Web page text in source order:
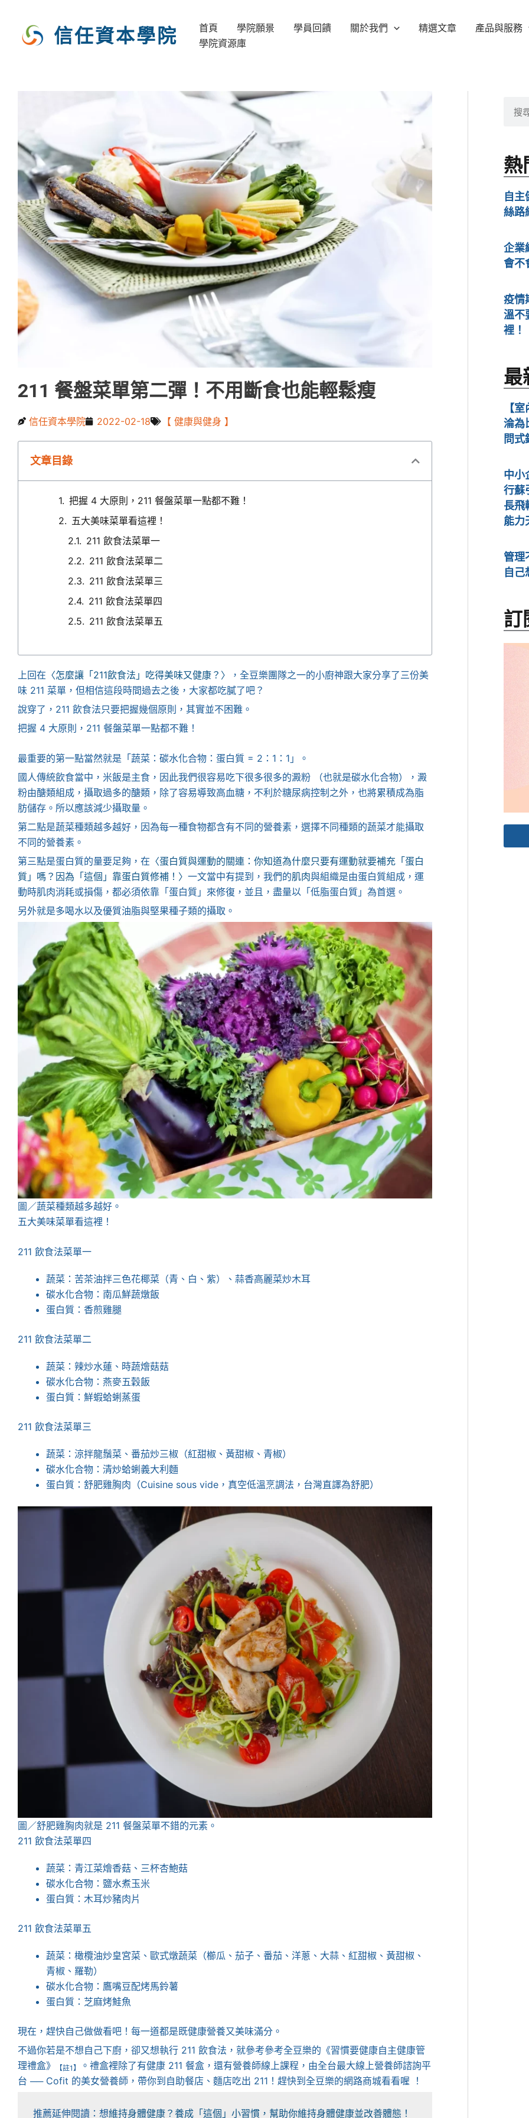
信任資本學院 首頁 學院願景 學員回饋 關於我們 精選文章
產品與服務
學院資源庫
211 餐盤菜單第二彈！不用斷食也能輕鬆瘦
信任資本學院 2022-02-18 【 健康與健身 】
文章目錄
把握 4 大原則，211 餐盤菜單一點都不難！
五大美味菜單看這裡！
211 飲食法菜單一
211 飲食法菜單二
211 飲食法菜單三
211 飲食法菜單四
211 飲食法菜單五
上回在 〈怎麼讓「211飲食法」吃得美味又健康？〉
，全豆樂團隊之一的小廚神跟大家分享了三份美
味 211 菜單，但相信這段時間過去之後，大家都吃膩了吧？
說穿了，211 飲食法只要把握幾個原則，其實並不困難。
把握 4 大原則，211 餐盤菜單一點都不難！
最重要的第一點當然就是「蔬菜：碳水化合物：蛋白質 = 2：1：1」。
國人傳統飲食當中，米飯是主食，因此我們很容易吃下很多很多的澱粉 （也就是碳水化合物），澱
粉由醣類組成，攝取過多的醣類，除了容易導致高血糖，不利於糖尿病控制之外，也將累積成為脂
肪儲存。所以應該減少攝取量。
第二點是蔬菜種類越多越好，因為每一種食物都含有不同的營養素，選擇不同種類的蔬菜才能攝取
不同的營養素。
第三點是蛋白質的量要足夠，在 〈蛋白質與運動的關連：你知道為什麼只要有運動就要補充「蛋白
質」嗎？因為「這個」靠蛋白質修補！〉 一文當中有提到，我們的肌肉與組織是由蛋白質組成，運
動時肌肉消耗或損傷，都必須依靠「蛋白質」來修復，並且，盡量以「低脂蛋白質」為首選。
另外就是多喝水以及優質油脂與堅果種子類的攝取。
圖／蔬菜種類越多越好。
五大美味菜單看這裡！
211 飲食法菜單一
蔬菜：苦茶油拌三色花椰菜（青、白、紫）、蒜香高麗菜炒木耳
碳水化合物：南瓜鮮蔬燉飯
蛋白質：香煎雞腿
211 飲食法菜單二
蔬菜：辣炒水蓮、時蔬燴菇菇
碳水化合物：燕麥五穀飯
蛋白質：鮮蝦蛤蜊蒸蛋
211 飲食法菜單三
蔬菜：涼拌龍鬚菜、番茄炒三椒（紅甜椒、黃甜椒、青椒）
碳水化合物：清炒蛤蜊義大利麵
蛋白質：舒肥雞胸肉（Cuisine sous vide，真空低溫烹調法，台灣直譯為舒肥）
圖／舒肥雞胸肉就是 211 餐盤菜單不錯的元素。
211 飲食法菜單四
蔬菜：青江菜燴香菇、三杯杏鮑菇
碳水化合物：鹽水煮玉米
蛋白質：木耳炒豬肉片
211 飲食法菜單五
蔬菜：橄欖油炒皇宮菜、歐式燉蔬菜（櫛瓜、茄子、番茄、洋蔥、大蒜、紅甜椒、黃甜椒、
青椒、羅勒）
碳水化合物：鷹嘴豆配烤馬鈴薯
蛋白質：芝麻烤鮭魚
現在，趕快自己做做看吧！每一道都是既健康營養又美味滿分。
不過你若是不想自己下廚，卻又想執行 211 飲食法，就參考參考全豆樂的《習慣要健康自主健康管
理禮盒》
【註1】
。禮盒裡除了有健康 211 餐盒，還有營養師線上課程，由全台最大線上營養師諮詢平
台 ── Cofit 的美女營養師，帶你到自助餐店、麵店吃出 211！趕快到全豆樂的網路商城看看喔 ！
推薦延伸閱讀：想維持身體健康？養成「這個」小習慣，幫助你維持身體健康並改善體態！
熱
自
絲路
企業
會不
疫情
溫不
裡！
最
【
淪為
問式
中小
行蘇
長飛
能力
管理
自己
訂